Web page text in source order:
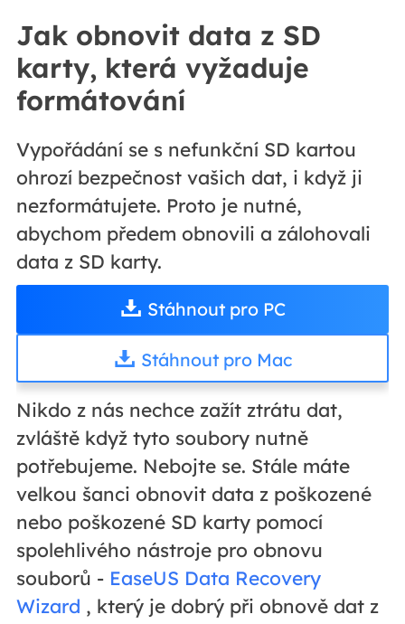
Jak obnovit data z SD
karty, která vyžaduje
formátování
Vypořádání se s nefunkční SD kartou
ohrozí bezpečnost vašich dat, i když ji
nezformátujete. Proto je nutné,
abychom předem obnovili a zálohovali
data z SD karty.
Stáhnout pro PC
Stáhnout pro Mac
Nikdo z nás nechce zažít ztrátu dat,
zvláště když tyto soubory nutně
potřebujeme. Nebojte se. Stále máte
velkou šanci obnovit data z poškozené
nebo poškozené SD karty pomocí
spolehlivého nástroje pro obnovu
souborů - EaseUS Data Recovery
Wizard , který je dobrý při obnově dat z